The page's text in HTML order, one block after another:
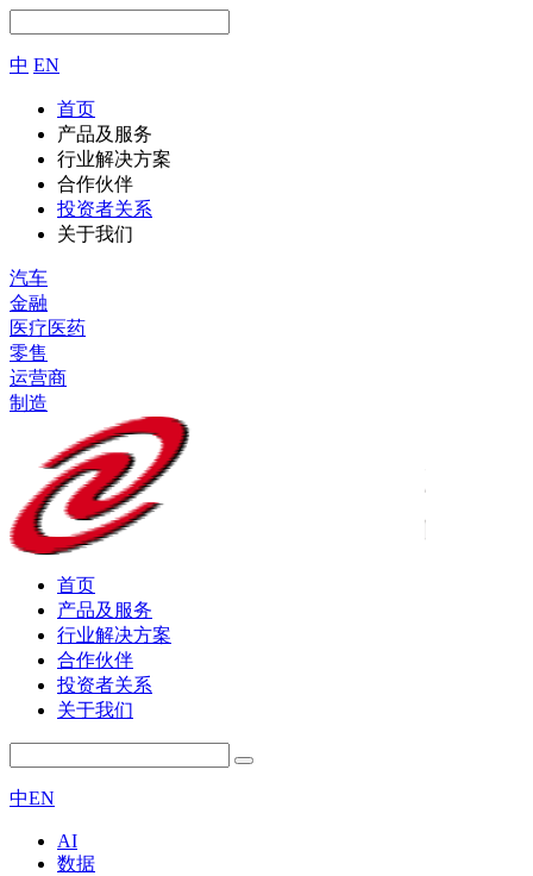
中 EN
首页
产品及服务
行业解决方案
合作伙伴
投资者关系
关于我们
汽车
金融
医疗医药
零售
运营商
制造
首页
产品及服务
行业解决方案
合作伙伴
投资者关系
关于我们
中EN
AI
数据